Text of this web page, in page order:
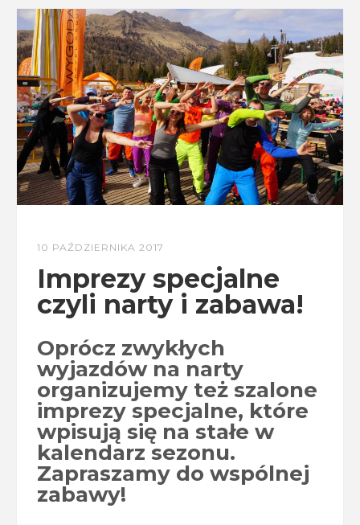
10 PAŹDZIERNIKA 2017
Imprezy specjalne
czyli narty i zabawa!
Oprócz zwykłych
wyjazdów na narty
organizujemy też szalone
imprezy specjalne, które
wpisują się na stałe w
kalendarz sezonu.
Zapraszamy do wspólnej
zabawy!